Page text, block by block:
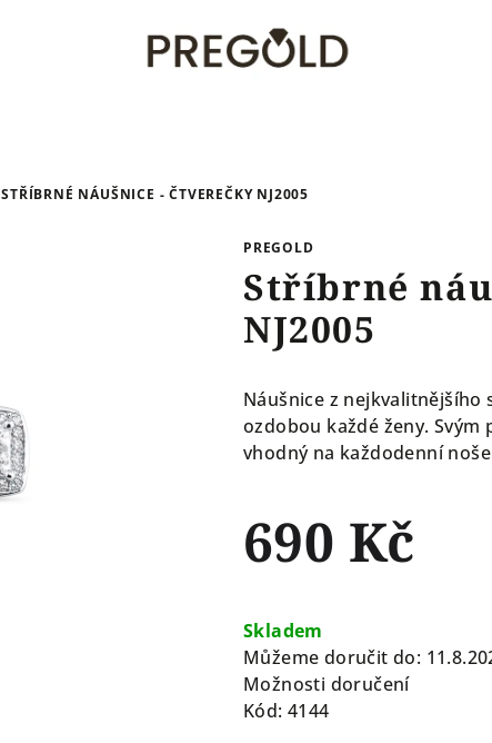
STŘÍBRNÉ NÁUŠNICE - ČTVEREČKY NJ2005
PREGOLD
Stříbrné
NJ2005
Náušnice z
ozdobou každé ženy.
vhodný na každodenní
690 Kč
cena:
Skladem
Můžeme doručit do:
Možnosti doručení
Kód: 4144